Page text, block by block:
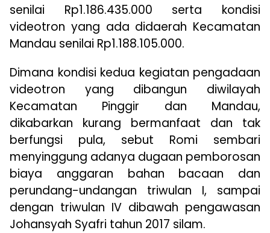
senilai Rp1.186.435.000 serta kondisi
videotron yang ada didaerah Kecamatan
Mandau senilai Rp1.188.105.000.
Dimana kondisi kedua kegiatan pengadaan
videotron yang dibangun diwilayah
Kecamatan Pinggir dan Mandau,
dikabarkan kurang bermanfaat dan tak
berfungsi pula, sebut Romi sembari
menyinggung adanya dugaan pemborosan
biaya anggaran bahan bacaan dan
perundang-undangan triwulan I, sampai
dengan triwulan IV dibawah pengawasan
Johansyah Syafri tahun 2017 silam.